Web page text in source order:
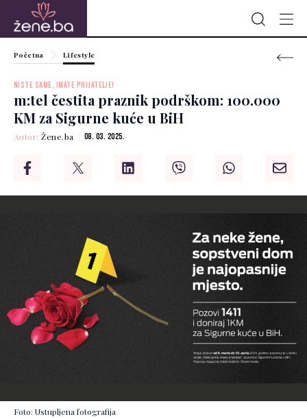
Početna Lifestyle
NISTE SAME, IMATE PRIJATELJE!
m:tel čestita praznik podrškom: 100.000
KM za Sigurne kuće u BiH
Autor:Žene.ba 08. 03. 2025.
Foto: Ustupljena fotografija